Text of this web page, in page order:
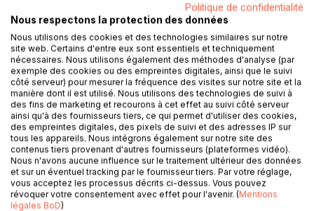
déroule quelques mois avant le déclenchement de
l'insurrection, en Novembre 1954.
Il décrit son quotidien et le pourquoi de son engagement
pour la reconquête de la liberté Algérienne dans un
partage, une pédagogie et la compréhension, qui feront
que demain soit réalisable. Il rencontrera plusieurs acteurs
de la guerre d'Algérie
qui pour l'heure ne sont encore que des personnes
anonymes. Il va de péripéties en péripéties, jusqu'à devenir
un acteur privilégié qui le mènera à la découverte de lui-
même et de la nation.
Garde en mémoire que le tribut n'est pas un lègue, mais
Politique de confidentialité
Nous respectons la protection des données
Nous utilisons des cookies et des technologies similaires sur notre
site web. Certains d'entre eux sont essentiels et techniquement
nécessaires. Nous utilisons également des méthodes d'analyse (par
exemple des cookies ou des empreintes digitales, ainsi que le suivi
côté serveur) pour mesurer la fréquence des visites sur notre site et la
manière dont il est utilisé. Nous utilisons des technologies de suivi à
des fins de marketing et recourons à cet effet au suivi côté serveur
ainsi qu'à des fournisseurs tiers, ce qui permet d'utiliser des cookies,
des empreintes digitales, des pixels de suivi et des adresses IP sur
tous les appareils. Nous intégrons également sur notre site des
contenus tiers provenant d'autres fournisseurs (plateformes vidéo).
Nous n'avons aucune influence sur le traitement ultérieur des données
et sur un éventuel tracking par le fournisseur tiers. Par votre réglage,
vous acceptez les processus décrits ci-dessus. Vous pouvez
révoquer votre consentement avec effet pour l'avenir. (Mentions
légales BoD)